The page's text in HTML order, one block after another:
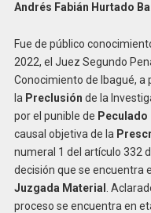
Andrés Fabián Hurtado
Fue de público
2022, el Juez Segundo
Conocimiento de Ibagué,
la Preclusión de la
por el punible de Peculado
causal objetiva de la
numeral 1 del artículo 332
decisión que se encuentra
Juzgada Material
.
proceso se encuentra en